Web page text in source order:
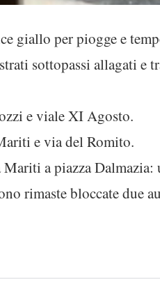
giallo per piogge e
sottopassi allagati e
e viale XI Agosto.
e via del Romito.
a piazza Dalmazia:
rimaste bloccate due